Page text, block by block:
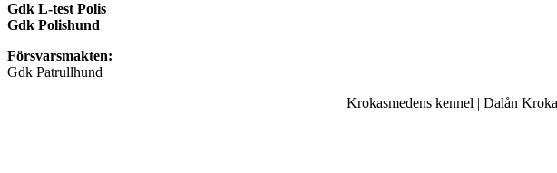
Gdk L-test Polis
Gdk Polishund
Försvarsmakten:
Gdk Patrullhund
Krokasmedens kennel | Dalån